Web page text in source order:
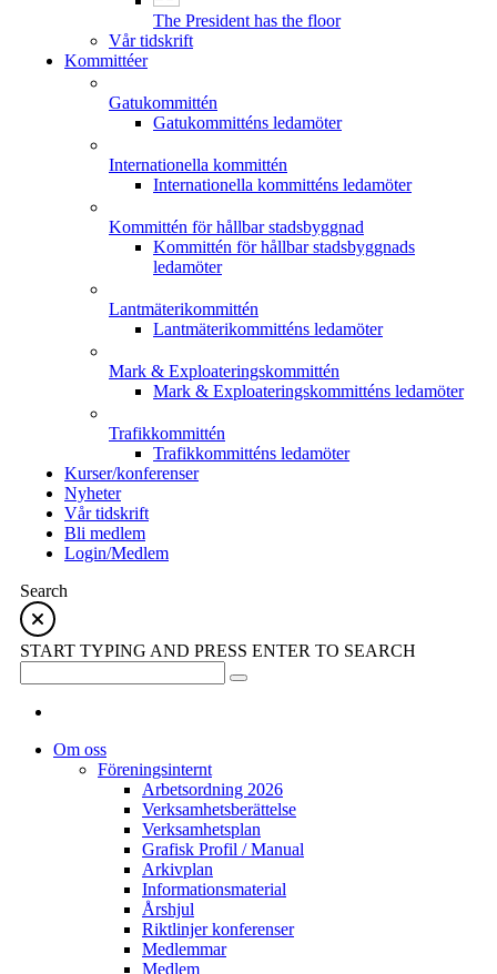
The President has the floor
Vår tidskrift
Kommittéer
Gatukommittén
Gatukommitténs ledamöter
Internationella kommittén
Internationella kommitténs ledamöter
Kommittén för hållbar stadsbyggnad
Kommittén för hållbar stadsbyggnads
ledamöter
Lantmäterikommittén
Lantmäterikommitténs ledamöter
Mark & Exploateringskommittén
Mark & Exploateringskommitténs ledamöter
Trafikkommittén
Trafikkommitténs ledamöter
Kurser/konferenser
Nyheter
Vår tidskrift
Bli medlem
Login/Medlem
Search
START TYPING AND PRESS ENTER TO SEARCH
Om oss
Föreningsinternt
Arbetsordning 2026
Verksamhetsberättelse
Verksamhetsplan
Grafisk Profil / Manual
Arkivplan
Informationsmaterial
Årshjul
Riktlinjer konferenser
Medlemmar
Medlem